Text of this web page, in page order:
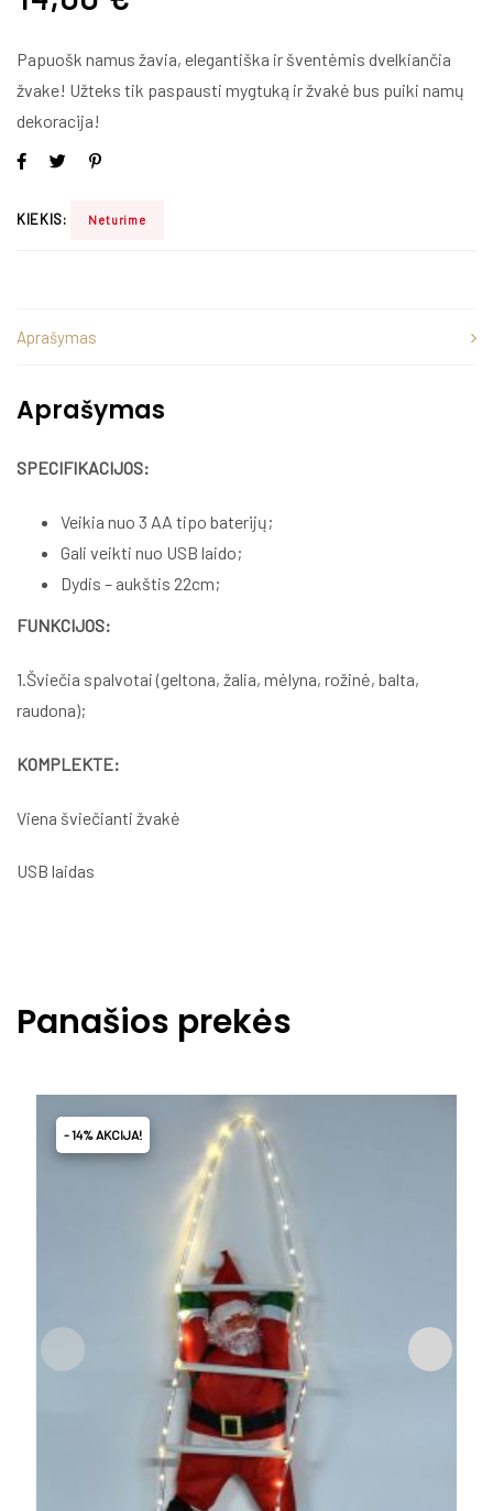
Papuošk namus žavia, elegantiška ir šventėmis dvelkiančia
žvake! Užteks tik paspausti mygtuką ir žvakė bus puiki namų
dekoracija!
KIEKIS: Neturime
Aprašymas
Aprašymas
SPECIFIKACIJOS:
Veikia nuo 3 AA tipo baterijų;
Gali veikti nuo USB laido;
Dydis – aukštis 22cm;
FUNKCIJOS:
1.Šviečia spalvotai (geltona, žalia, mėlyna, rožinė, balta,
raudona);
KOMPLEKTE:
Viena šviečianti žvakė
USB laidas
Panašios prekės
- 14% AKCIJA!